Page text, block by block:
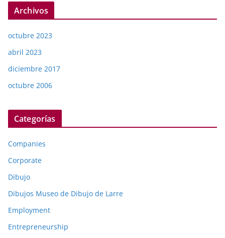
Archivos
octubre 2023
abril 2023
diciembre 2017
octubre 2006
Categorías
Companies
Corporate
Dibujo
Dibujos Museo de Dibujo de Larre
Employment
Entrepreneurship